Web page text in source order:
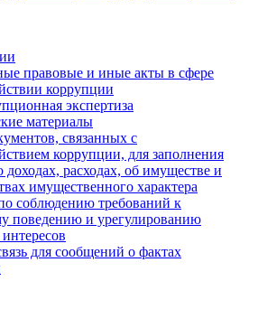
правовые и иные акты в сфере
коррупции
экспертиза
материалы
связанных с
коррупции, для заполнения
доходах, расходах, об имуществе и
имущественного характера
соблюдению требований к
поведению и урегулированию
для сообщений о фактах